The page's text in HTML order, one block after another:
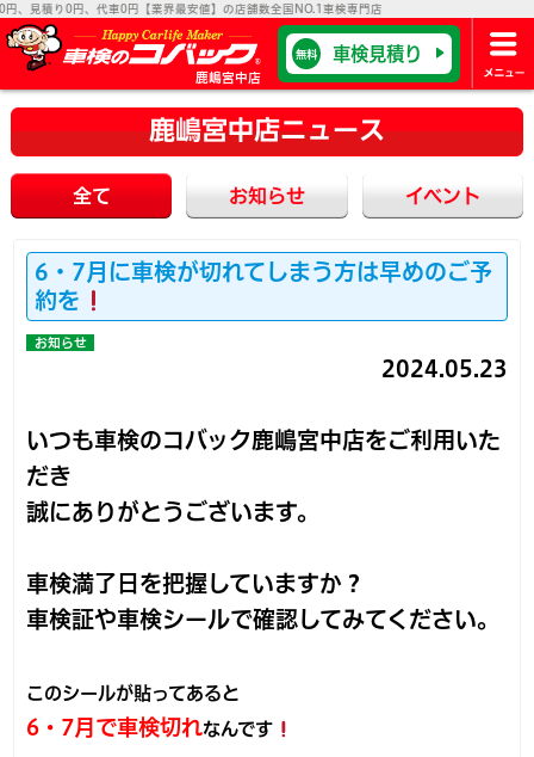
積り0円、代車0円【業界最安値】の店舗数全国NO.1車検専門店
鹿嶋宮中店
無料 車検見積り
鹿嶋宮中店ニュース
全て お知らせ イベント
6・7月に車検が切れてしまう方は早めのご予
約を
お知らせ
2024.05.23
いつも車検のコバック鹿嶋宮中店をご利用いた
だき
誠にありがとうございます。
車検満了日を把握していますか？
車検証や車検シールで確認してみてください。
このシールが貼ってあると
6・7月で車検切れなんです